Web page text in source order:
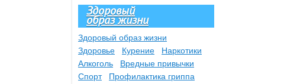
Здоровый
образ жизни
Здоровый образ жизни
Здоровье
Курение
Наркотики
Алкоголь
Вредные привычки
Спорт
Профилактика гриппа